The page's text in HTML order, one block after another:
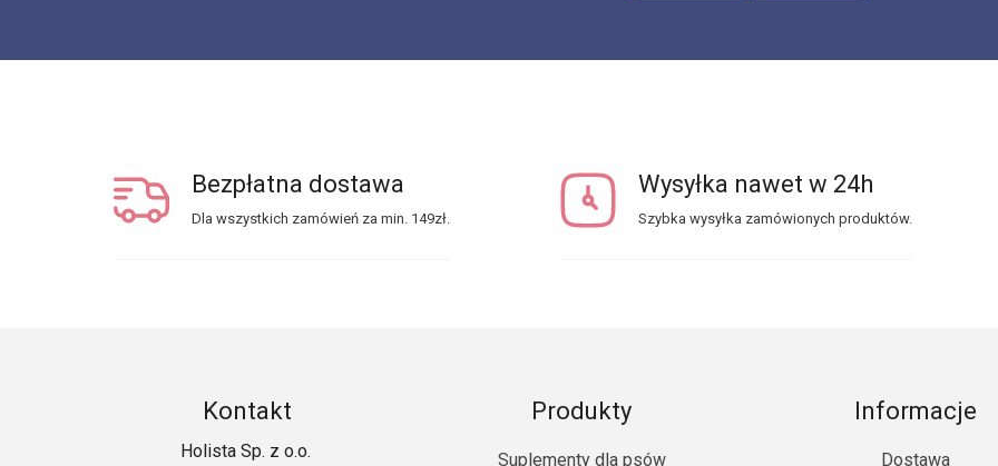
Bezpłatna dostawa
Dla wszystkich zamówień za min. 149zł.
Wysyłka nawet w 24h
Szybka wysyłka zamówionych produktów.
Kontakt
Holista Sp. z o.o.
Produkty
Suplementy dla psów
Informacje
Dostawa